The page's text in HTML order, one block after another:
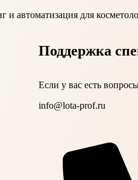
автоматизация для
Поддержка
Если у вас есть
info@lota-prof.ru